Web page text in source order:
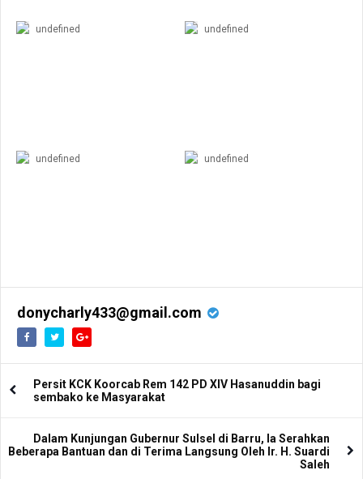
undefined undefined
undefined undefined
donycharly433@gmail.com
Persit KCK Koorcab Rem 142 PD XIV Hasanuddin bagi
sembako ke Masyarakat
Dalam Kunjungan Gubernur Sulsel di Barru, Ia Serahkan
Beberapa Bantuan dan di Terima Langsung Oleh Ir. H. Suardi
Saleh